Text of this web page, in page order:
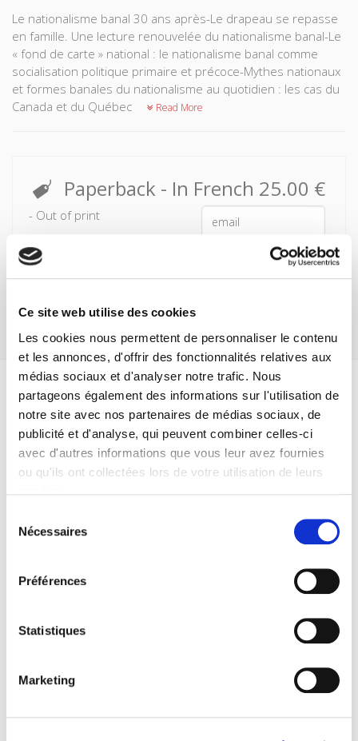
Ce site web utilise des cookies
Les cookies nous permettent de personnaliser le contenu
et les annonces, d'offrir des fonctionnalités relatives aux
médias sociaux et d'analyser notre trafic. Nous
partageons également des informations sur l'utilisation de
notre site avec nos partenaires de médias sociaux, de
publicité et d'analyse, qui peuvent combiner celles-ci
avec d'autres informations que vous leur avez fournies
ou qu'ils ont collectées lors de votre utilisation de leurs
Nécessaires
Préférences
Statistiques
Marketing
Le nationalisme banal 30 ans après-Le drapeau se repasse
en famille. Une lecture renouvelée du nationalisme banal-Le
« fond de carte » national : le nationalisme banal comme
socialisation politique primaire et précoce-Mythes nationaux
et formes banales du nationalisme au quotidien : les cas du
Canada et du Québec
Read More
Paperback - In French 25.00 €
- Out of print
Notify me
Specifications
Formats
Contents
Specifications
Presses de Sciences Po
Florence Delmotte